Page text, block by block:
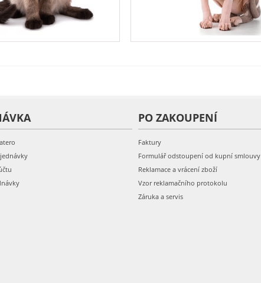
PO ZAKOUPENÍ
Faktury
Formulář odstoupení od kupní smlouvy
Reklamace a vrácení zboží
Vzor reklamačního protokolu
Záruka a servis